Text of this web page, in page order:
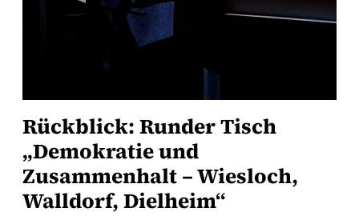
Rückblick: Runder Tisch
„Demokratie und
Zusammenhalt – Wiesloch,
Walldorf, Dielheim“